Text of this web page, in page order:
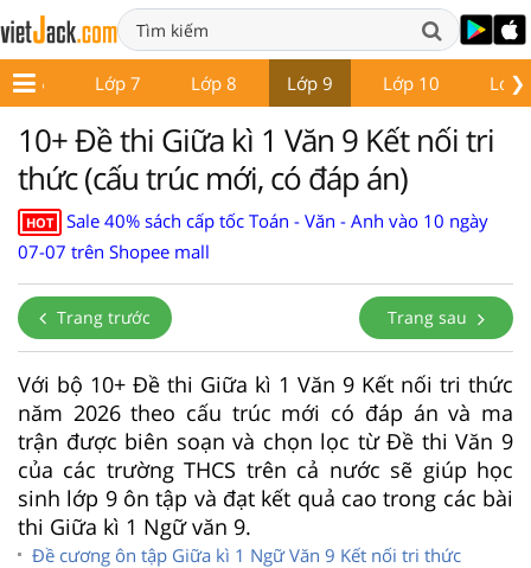
❯
Lớp 6 Lớp 7 Lớp 8 Lớp 9 Lớp 10 Lớp
10+ Đề thi Giữa kì 1 Văn 9 Kết nối tri
thức (cấu trúc mới, có đáp án)
HOT
Sale 40% sách cấp tốc Toán - Văn - Anh vào 10 ngày
07-07 trên Shopee mall
Trang trước Trang sau
Với bộ 10+ Đề thi Giữa kì 1 Văn 9 Kết nối tri thức
năm 2026 theo cấu trúc mới có đáp án và ma
trận được biên soạn và chọn lọc từ Đề thi Văn 9
của các trường THCS trên cả nước sẽ giúp học
sinh lớp 9 ôn tập và đạt kết quả cao trong các bài
thi Giữa kì 1 Ngữ văn 9.
Đề cương ôn tập Giữa kì 1 Ngữ Văn 9 Kết nối tri thức